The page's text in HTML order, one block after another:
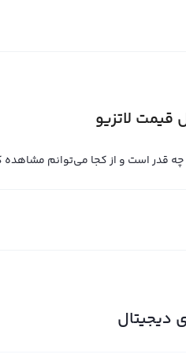
تغییر کند. یکی از صرافی‌هایی که
لاتزیو، کاربران می‌توانند با استفاده
قیمت لاتزیو
دیجیتال